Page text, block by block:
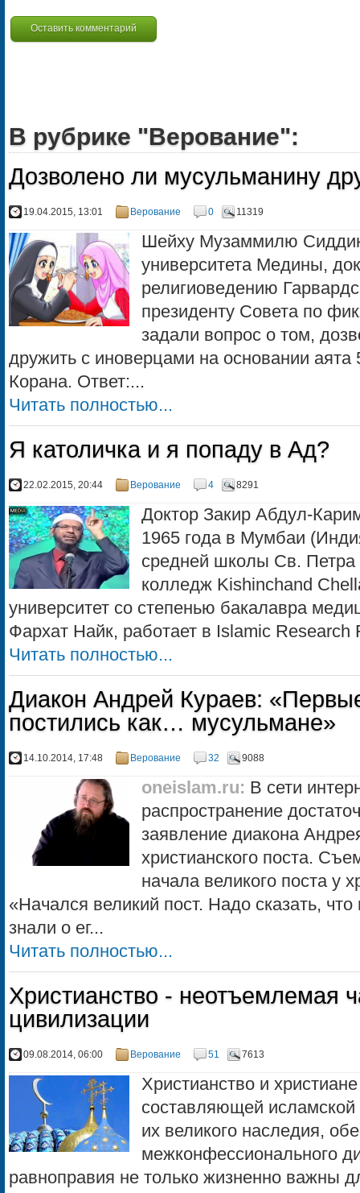
Оставить комментарий
В рубрике "Верование":
Дозволено ли мусульманину
19.04.2015, 13:01 Верование 0 11319
Шейху Музаммилю
университета Медины,
религиоведению
президенту Совета по
задали вопрос о том,
дружить с иноверцами на основании
Корана. Ответ:...
Читать полностью...
Я католичка и я попаду в Ад?
22.02.2015, 20:44 Верование 4 8291
Доктор Закир Абдул-
1965 года в Мумбаи
средней школы Св.
колледж Kishinchand
университет со степенью бакалавра
Фархат Найк, работает в Islamic Research
Читать полностью...
Диакон Андрей Кураев:
постились как… мусульмане»
14.10.2014, 17:48 Верование 32 9088
oneislam.ru: В сети
распространение
заявление диакона
христианского поста.
начала великого поста у
«Начался великий пост. Надо сказать,
знали о ег...
Читать полностью...
Христианство - неотъемлемая
цивилизации
09.08.2014, 06:00 Верование 51 7613
Христианство и
составляющей
их великого наследия,
межконфессионального
равноправия не только жизненно важны